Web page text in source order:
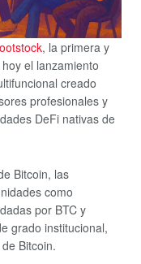
, la primera y
el lanzamiento
creado
profesionales y
DeFi nativas de
Bitcoin, las
como
por BTC y
grado institucional,
Bitcoin.